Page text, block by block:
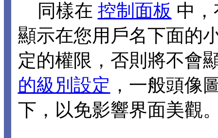
同樣在 控制面板 中
顯示在您用戶名下面的
定的權限，否則將不會
的級別設定 ，一般頭像
下，以免影響界面美觀